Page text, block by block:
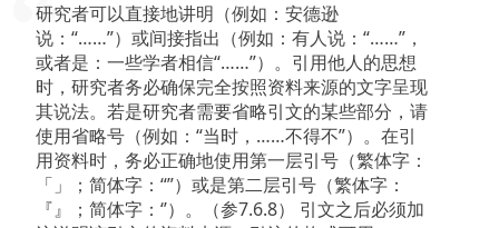
研究者可以直接地讲明（例如：安德逊
说：“……”）或间接指出（例如：有人说：“……”，
或者是：一些学者相信“……”）。引用他人的思想
时，研究者务必确保完全按照资料来源的文字呈现
其说法。若是研究者需要省略引文的某些部分，请
使用省略号（例如：“当时，……不得不”）。在引
用资料时，务必正确地使用第一层引号（繁体字：
「」；简体字：“”）或是第二层引号（繁体字：
『』；简体字：‘’）。（参7.6.8） 引文之后必须加